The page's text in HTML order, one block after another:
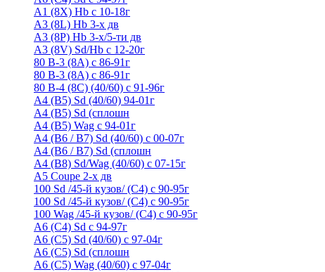
A1 (8X) Hb с 10-18г
A3 (8L) Hb 3-х дв
A3 (8P) Hb 3-х/5-ти дв
A3 (8V) Sd/Hb c 12-20г
80 B-3 (8A) с 86-91г
80 В-3 (8А) с 86-91г
80 B-4 (8С) (40/60) с 91-96г
A4 (B5) Sd (40/60) 94-01г
A4 (B5) Sd (сплошн
A4 (B5) Wag с 94-01г
A4 (B6 / B7) Sd (40/60) с 00-07г
A4 (B6 / B7) Sd (сплошн
A4 (B8) Sd/Wag (40/60) с 07-15г
А5 Coupe 2-х дв
100 Sd /45-й кузов/ (С4) с 90-95г
100 Sd /45-й кузов/ (С4) с 90-95г
100 Wag /45-й кузов/ (С4) с 90-95г
А6 (С4) Sd с 94-97г
A6 (С5) Sd (40/60) с 97-04г
A6 (С5) Sd (сплошн
A6 (С5) Wag (40/60) с 97-04г